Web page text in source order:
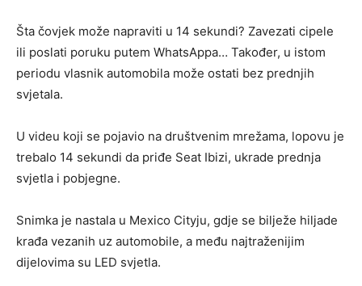
Šta čovjek može napraviti u 14 sekundi? Zavezati cipele
ili poslati poruku putem WhatsAppa… Također, u istom
periodu vlasnik automobila može ostati bez prednjih
svjetala.
U videu koji se pojavio na društvenim mrežama, lopovu je
trebalo 14 sekundi da priđe Seat Ibizi, ukrade prednja
svjetla i pobjegne.
Snimka je nastala u Mexico Cityju, gdje se bilježe hiljade
krađa vezanih uz automobile, a među najtraženijim
dijelovima su LED svjetla.